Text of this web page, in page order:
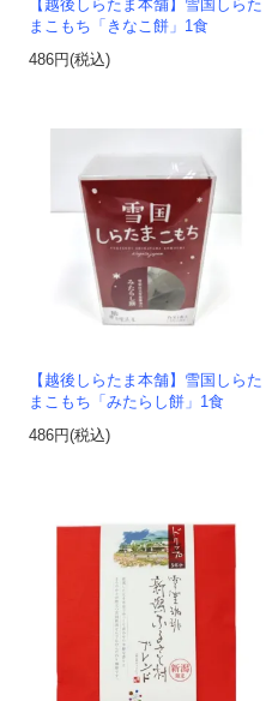
【越後しらたま本舗】雪国しらた
まこもち「きなこ餅」1食
486円(税込)
【越後しらたま本舗】雪国しらた
まこもち「みたらし餅」1食
486円(税込)